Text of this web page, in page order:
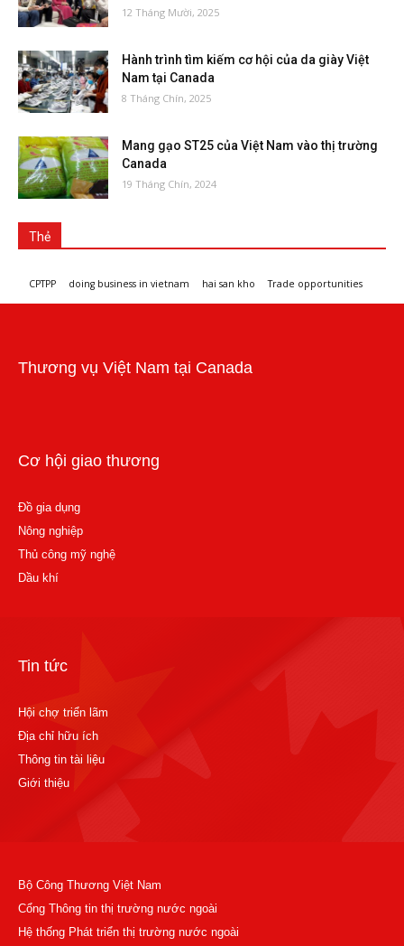
12 Tháng Mười, 2025
Hành trình tìm kiếm cơ hội của da giày Việt
Nam tại Canada
8 Tháng Chín, 2025
Mang gạo ST25 của Việt Nam vào thị trường
Canada
19 Tháng Chín, 2024
Thẻ
CPTPP doing business in vietnam hai san kho Trade opportunities
Thương vụ Việt Nam tại Canada
Cơ hội giao thương
Đồ gia dụng
Nông nghiệp
Thủ công mỹ nghệ
Dầu khí
Tin tức
Hội chợ triển lãm
Địa chỉ hữu ích
Thông tin tài liệu
Giới thiệu
Bộ Công Thương Việt Nam
Cổng Thông tin thị trường nước ngoài
Hệ thống Phát triển thị trường nước ngoài